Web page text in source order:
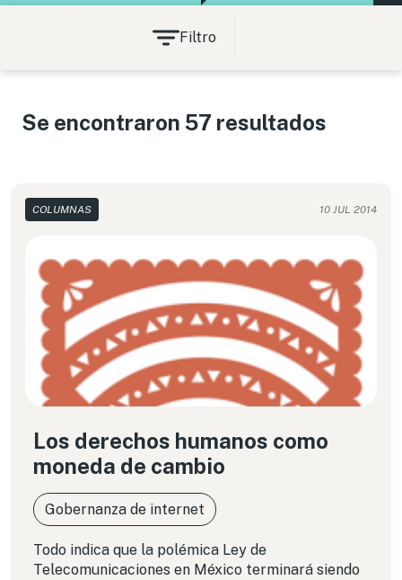
Filtro
Se encontraron 57 resultados
COLUMNAS 10 JUL 2014
Los derechos humanos como
moneda de cambio
Gobernanza de internet
Todo indica que la polémica Ley de
Telecomunicaciones en México terminará siendo